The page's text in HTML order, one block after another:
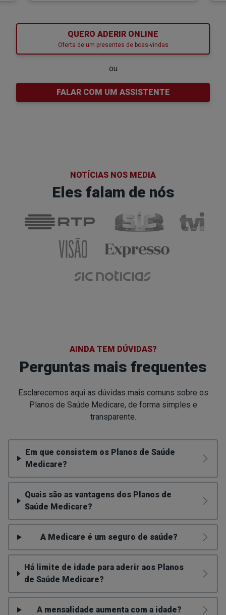
QUERO ADERIR ONLINE
Oferta de um presentes de boas-vindas
ou
FALAR COM UM ASSISTENTE
NOTÍCIAS NOS MEDIA
Eles falam de nós
AINDA TEM DÚVIDAS?
Perguntas mais frequentes
Esclarecemos aqui as dúvidas mais comuns sobre os
Planos de Saúde Medicare, de forma simples e
transparente.
Em que consistem os Planos de Saúde
Medicare?
Quais são as vantagens dos Planos de
Saúde Medicare?
A Medicare é um seguro de saúde?
Há limite de idade para aderir aos Planos
de Saúde Medicare?
A mensalidade aumenta com a idade?